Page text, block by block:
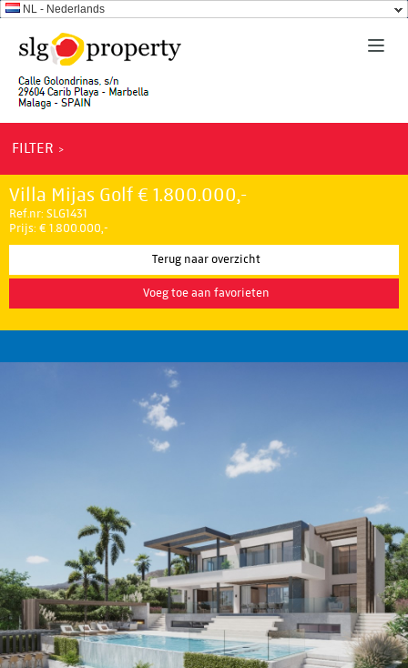
NL - Nederlands
FILTER
Villa Mijas Golf € 1.800.000,-
Ref.nr: SLG1431
Prijs: € 1.800.000,-
Terug naar overzicht
Voeg toe aan favorieten